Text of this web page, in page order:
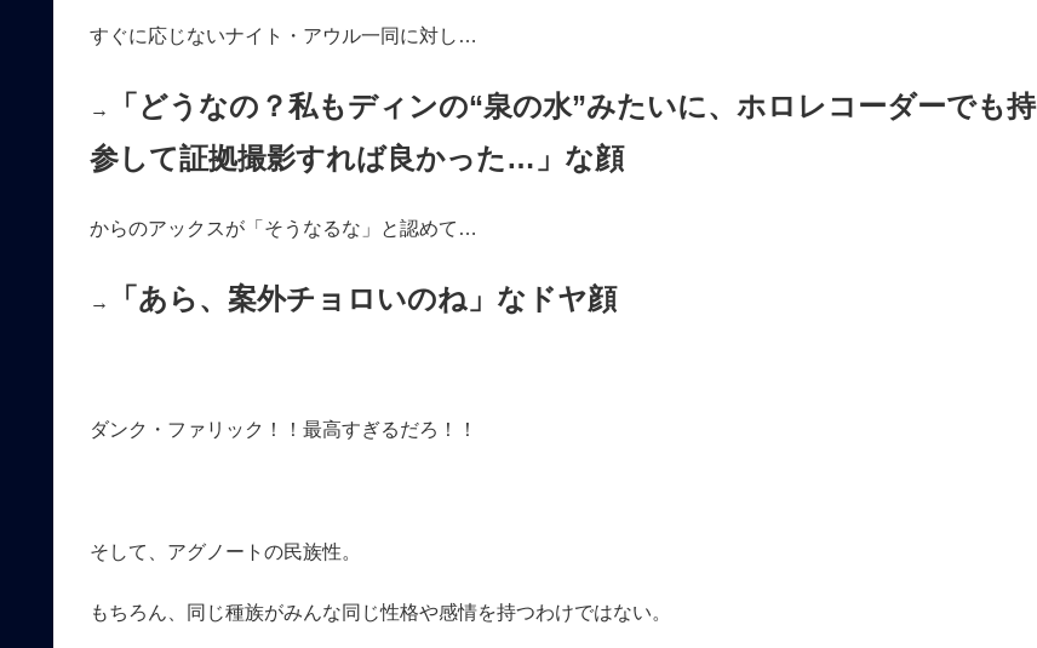
すぐに応じないナイト・アウル一同に対し…
→
「どうなの？私もディンの“泉の水”みたいに、ホロレコーダーでも持
参して証拠撮影すれば良かった…」な顔
からのアックスが「そうなるな」と認めて…
→ 「あら、案外チョロいのね」なドヤ顔
ダンク・ファリック！！最高すぎるだろ！！
そして、アグノートの民族性。
もちろん、同じ種族がみんな同じ性格や感情を持つわけではない。